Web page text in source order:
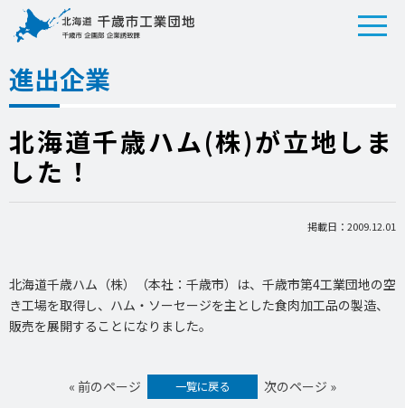
進出企業
北海道千歳ハム(株)が立地しま
した！
掲載日：2009.12.01
北海道千歳ハム（株）（本社：千歳市）は、千歳市第4工業団地の空
き工場を取得し、ハム・ソーセージを主とした食肉加工品の製造、
販売を展開することになりました。
« 前のページ 一覧に戻る 次のページ »